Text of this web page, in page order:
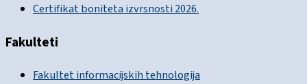
Certifikat boniteta izvrsnosti 2026.
Fakulteti
Fakultet informacijskih tehnologija